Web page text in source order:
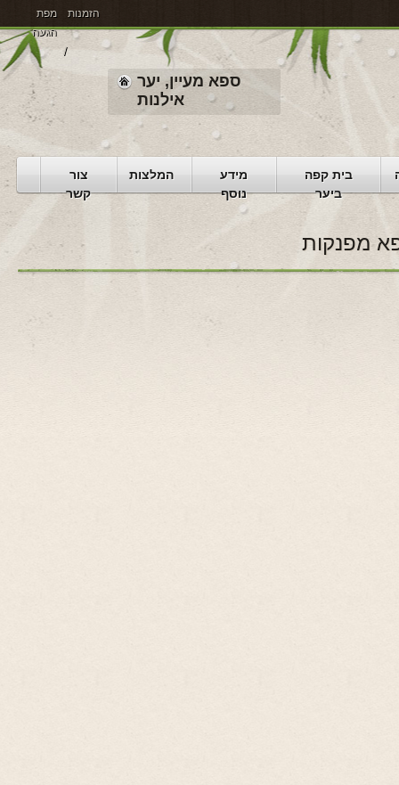
מפת
הגעה
הזמנות
ספא מעיין, יער
אילנות
בית קפה
ביער
מידע
נוסף
המלצות
צור
קשר
מפנקות